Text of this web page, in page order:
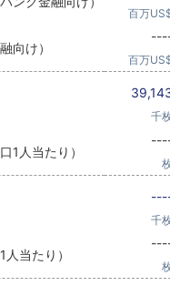
百万
向け）
百万
千
1人当たり）
千
当たり）